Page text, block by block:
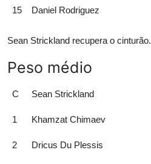
15 Daniel Rodriguez
Sean Strickland recupera o cinturão.
Peso médio
C Sean Strickland
1 Khamzat Chimaev
2 Dricus Du Plessis